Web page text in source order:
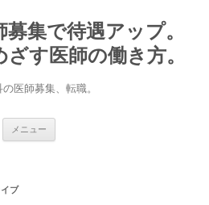
集で待遇アップ。
す医師の働き方。
医師募集、転職。
メニュー
イブ